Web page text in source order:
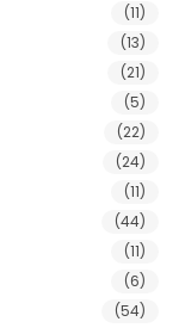
(11)
(13)
(21)
(5)
(22)
(24)
(11)
(44)
(11)
(6)
(54)